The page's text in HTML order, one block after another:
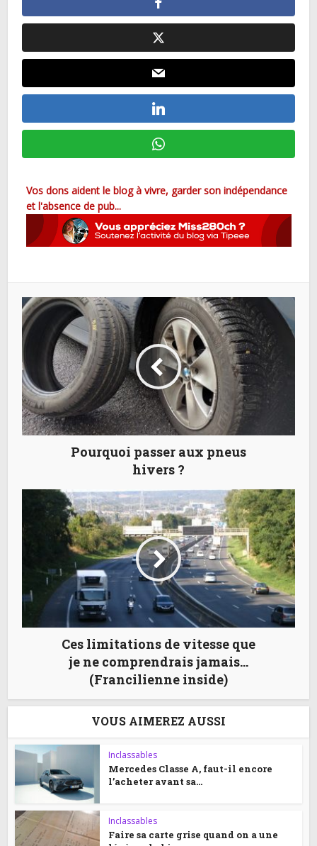
Vos dons aident le blog à vivre, garder son indépendance
et l'absence de pub...
Pourquoi passer aux pneus
hivers ?
Ces limitations de vitesse que
je ne comprendrais jamais…
(Francilienne inside)
VOUS AIMEREZ AUSSI
Inclassables
Mercedes Classe A, faut-il encore
l’acheter avant sa...
Inclassables
Faire sa carte grise quand on a une